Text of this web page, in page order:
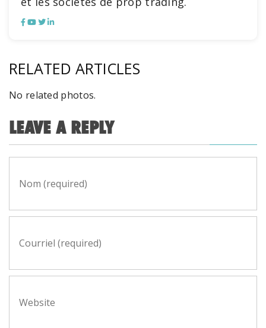
RELATED ARTICLES
No related photos.
LEAVE A REPLY